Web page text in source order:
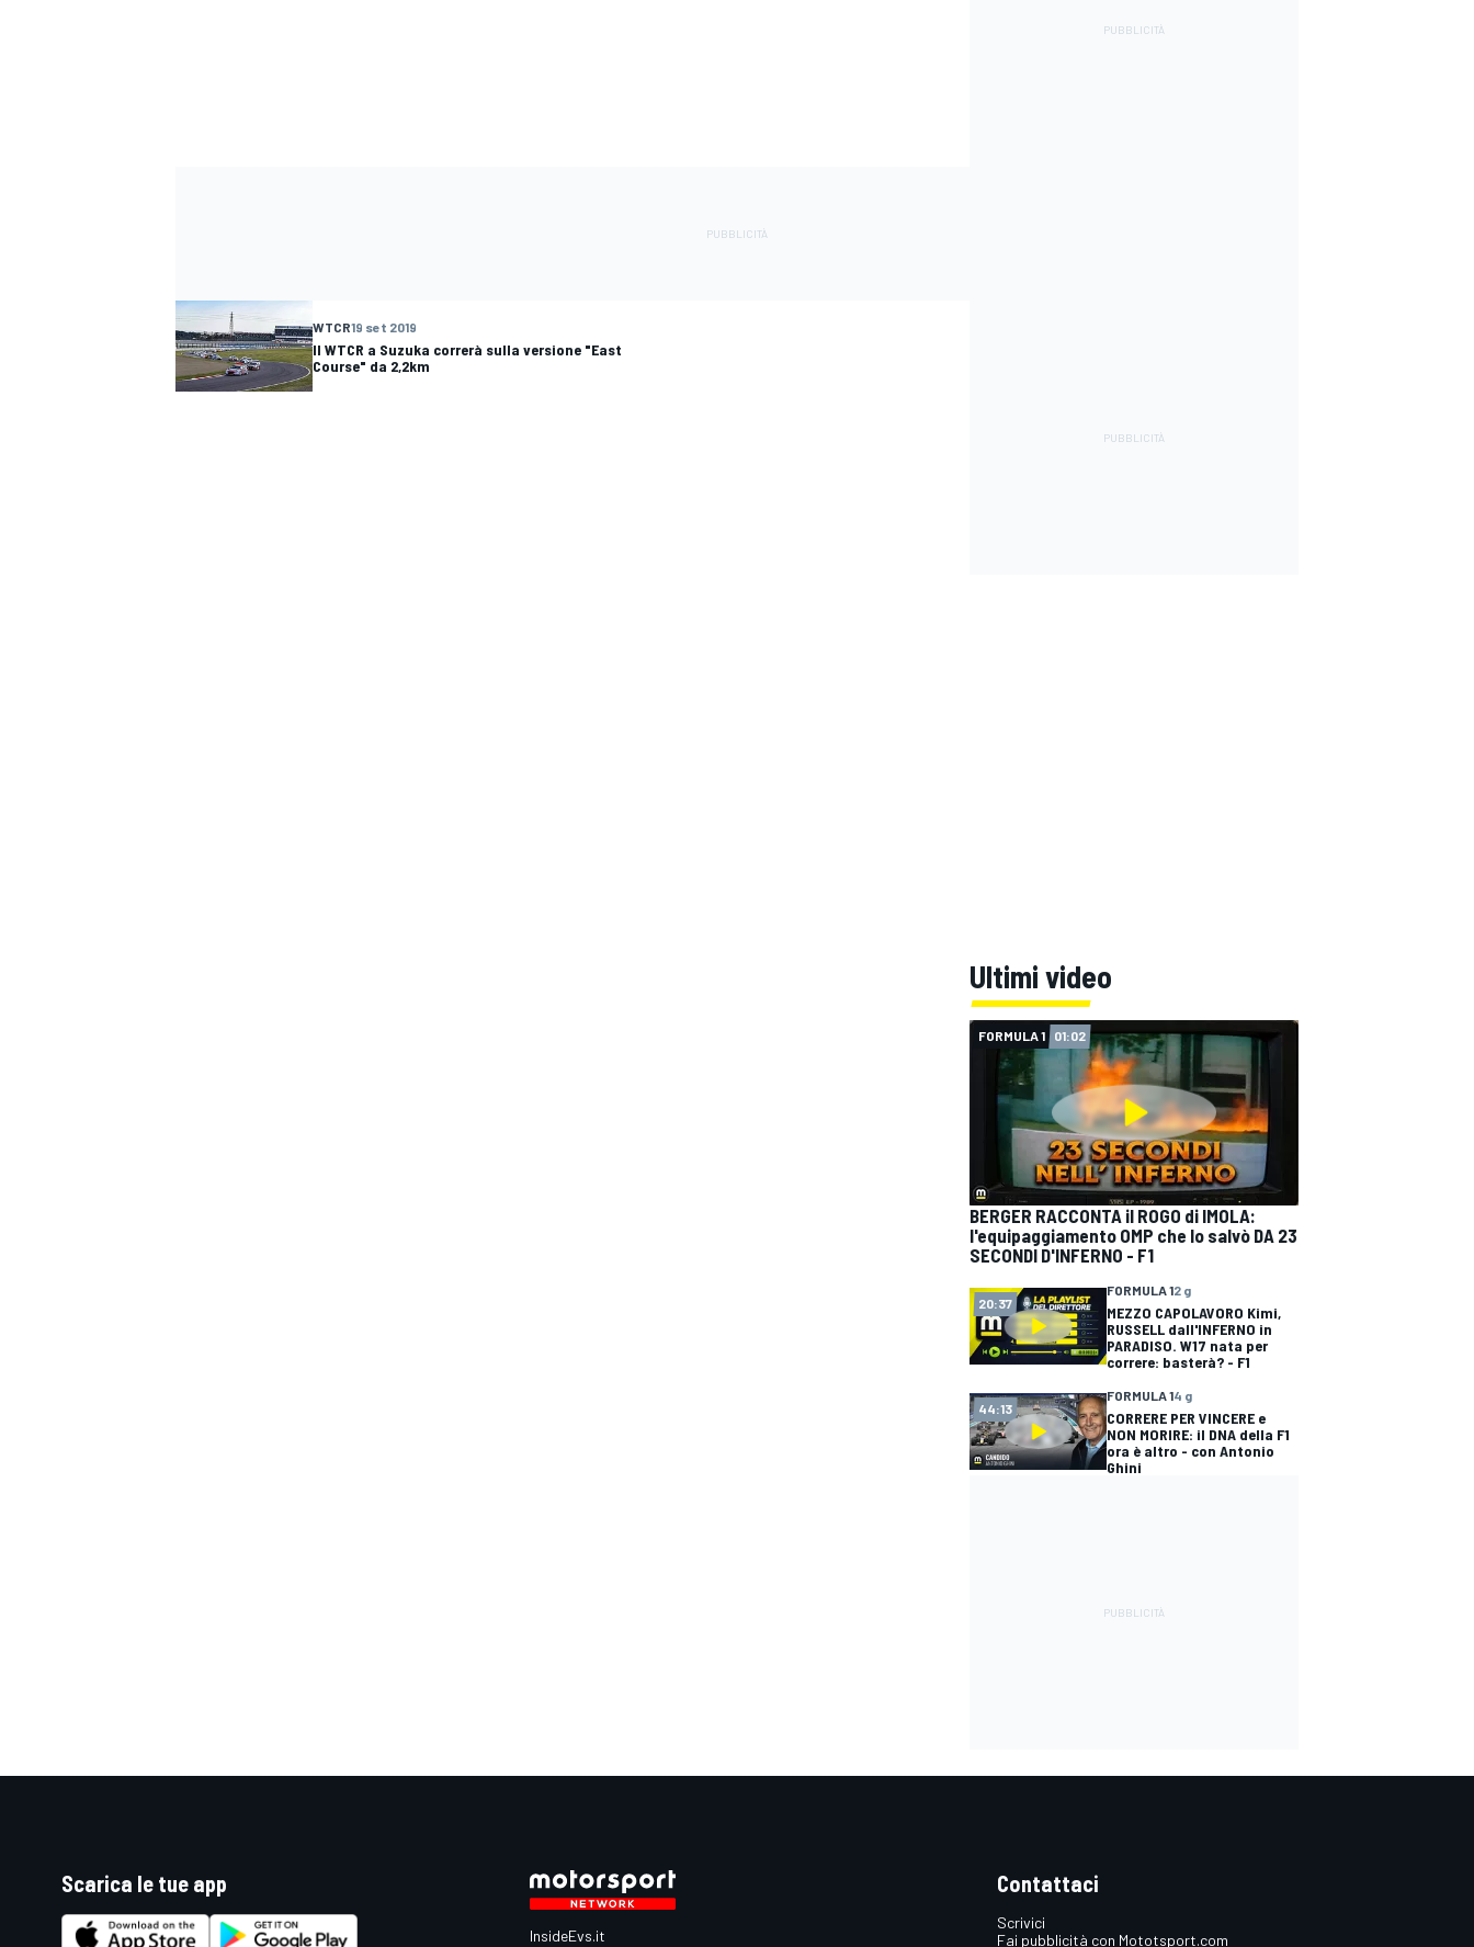
ENDURANCE/GT
WTCR19 set 2019
Il WTCR a Suzuka correrà sulla versione "East
Course" da 2,2km
Ultimi video
FORMULA 1 01:02
BERGER RACCONTA il ROGO di IMOLA:
l'equipaggiamento OMP che lo salvò DA 23
SECONDI D'INFERNO - F1
20:37
FORMULA 12 g
MEZZO CAPOLAVORO Kimi,
RUSSELL dall'INFERNO in
PARADISO. W17 nata per
correre: basterà? - F1
44:13
FORMULA 14 g
CORRERE PER VINCERE e
NON MORIRE: il DNA della F1
ora è altro - con Antonio
Ghini
Scarica le tue app
InsideEvs.it
Contattaci
Scrivici
Fai pubblicità con Mototsport.com